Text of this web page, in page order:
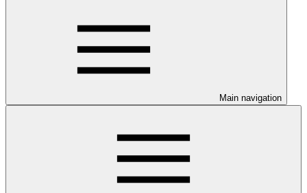
Main navigation